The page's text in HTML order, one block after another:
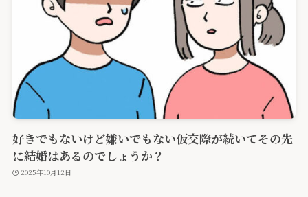
好きでもないけど嫌いでもない仮交際が続いてその先
に結婚はあるのでしょうか？
2025年10月12日